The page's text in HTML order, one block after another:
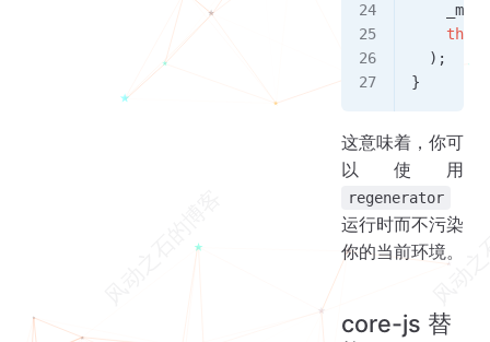
    this
  );
}
这意味着，你可
以使用
regenerator
运行时而不污染
你的当前环境。
core-js 替